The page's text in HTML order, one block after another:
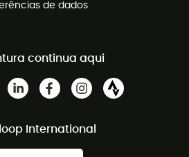
de dados
continua aqui
International